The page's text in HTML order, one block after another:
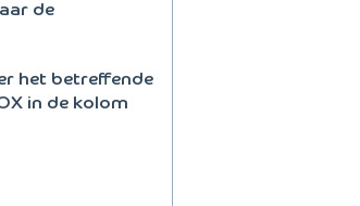
de
het betreffende
in de kolom